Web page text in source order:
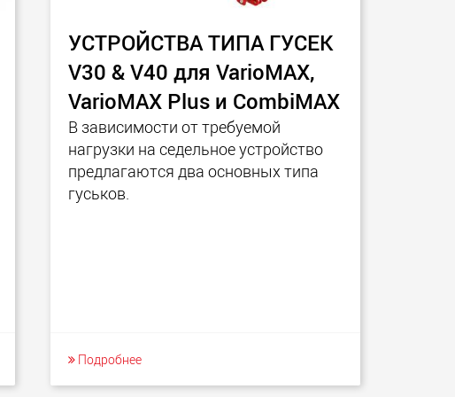
УСТРОЙСТВА ТИПА ГУСЕК
V30 & V40 для VarioMAX,
VarioMAX Plus и CombiMAX
В зависимости от требуемой
нагрузки на седельное устройство
предлагаются два основных типа
гуськов.
Подробнее